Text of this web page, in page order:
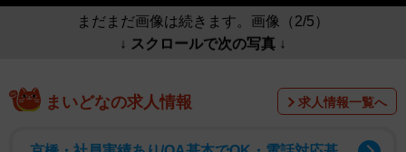
まだまだ画像は続きます。画像（2/5）
↓ スクロールで次の写真 ↓
まいどなの求人情報 求人情報一覧へ